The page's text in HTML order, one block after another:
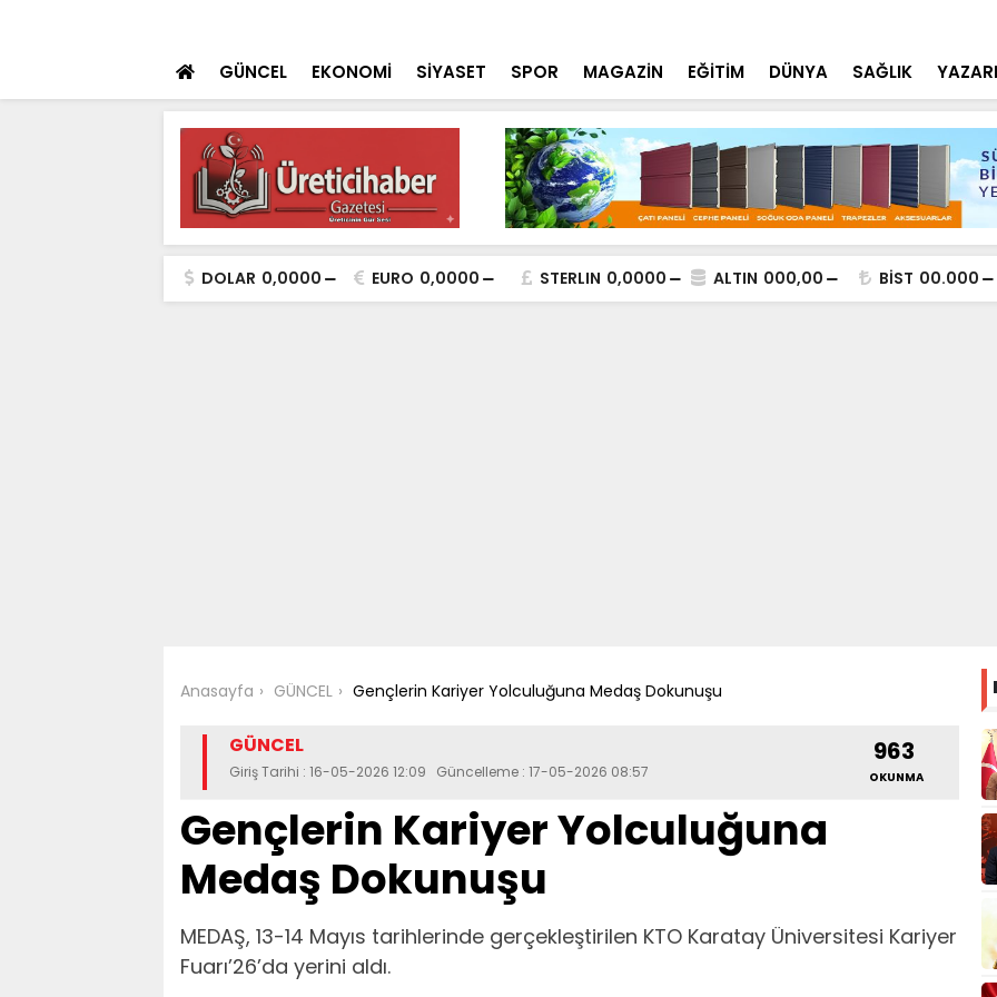
GÜNCEL EKONOMİ SİYASET SPOR MAGAZİN EĞİTİM DÜNYA SAĞLIK
DOLAR 0,0000 EURO 0,0000 STERLIN 0,0000 ALTIN 000,00 BİST 00.000
Anasayfa GÜNCEL Gençlerin Kariyer Yolculuğuna Medaş Dokunuşu
GÜNCEL
Giriş Tarihi : 16-05-2026 12:09 Güncelleme : 17-05-2026 08:57
963
OKUNMA
Gençlerin Kariyer Yolculuğuna
Medaş Dokunuşu
MEDAŞ, 13-14 Mayıs tarihlerinde gerçekleştirilen KTO Karatay Üniversitesi Kariyer
Fuarı’26’da yerini aldı.